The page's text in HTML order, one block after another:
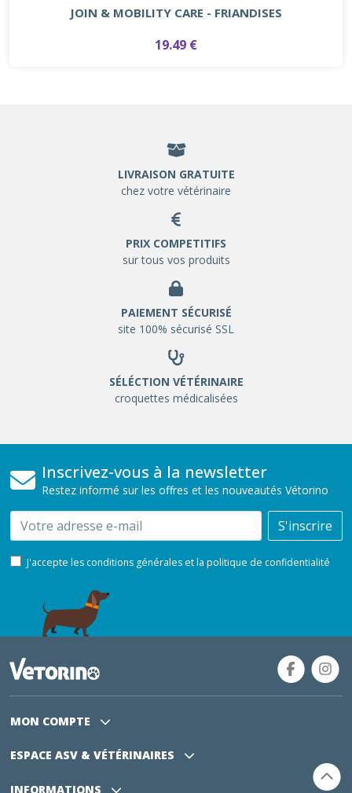
JOIN & MOBILITY CARE - FRIANDISES
19.49 €
LIVRAISON GRATUITE
chez votre vétérinaire
PRIX COMPETITIFS
sur tous vos produits
PAIEMENT SÉCURISÉ
site 100% sécurisé SSL
SÉLÉCTION VÉTÉRINAIRE
croquettes médicalisées
Inscrivez-vous à la newsletter
Restez informé sur les offres et les nouveautés Vétorino
Email S'inscrire
J'accepte les conditions générales et la politique de confidentialité
MON COMPTE
ESPACE ASV & VÉTÉRINAIRES
INFORMATIONS